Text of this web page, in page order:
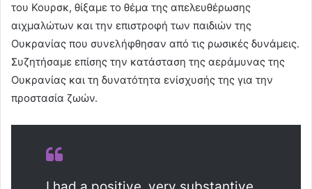
του Κουρσκ, θίξαμε το θέμα της απελευθέρωσης
αιχμαλώτων και την επιστροφή των παιδιών της
Ουκρανίας που συνελήφθησαν από τις ρωσικές δυνάμεις.
Συζητήσαμε επίσης την κατάσταση της αεράμυνας της
Ουκρανίας και τη δυνατότητα ενίσχυσής της για την
προστασία ζωών.